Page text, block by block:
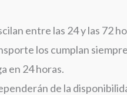
entre las 24 y las 72
los cumplan
en 24 horas.
de la